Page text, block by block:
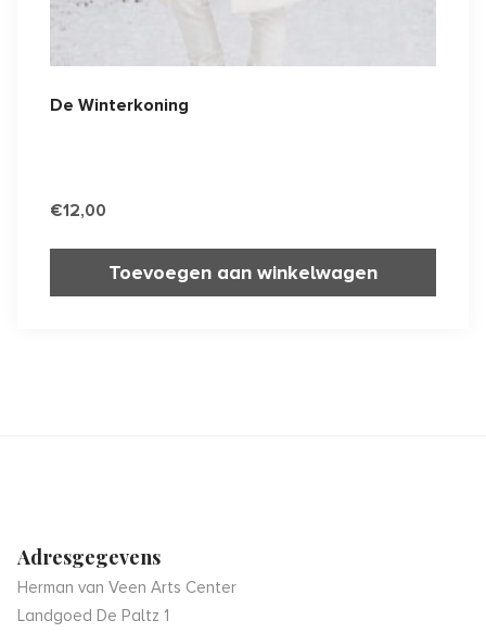
De Winterkoning
€12,00
Toevoegen aan winkelwagen
Adresgegevens
Herman van Veen Arts Center
Landgoed De Paltz 1